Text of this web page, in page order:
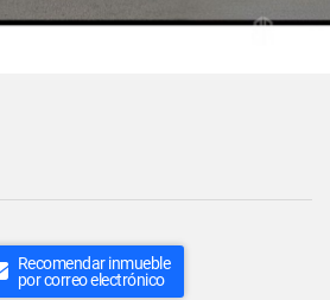
Recomendar inmueble
por correo electrónico